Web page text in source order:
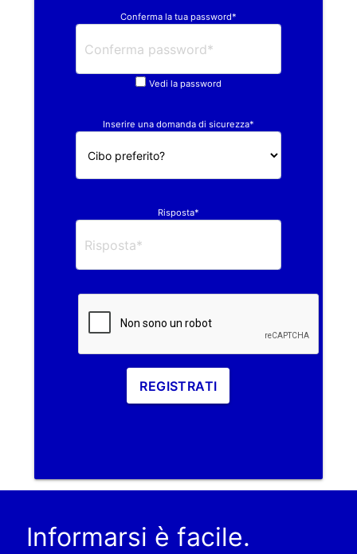
Conferma la tua password*
Vedi la password
Inserire una domanda di sicurezza*
Risposta*
REGISTRATI
Informarsi è facile.